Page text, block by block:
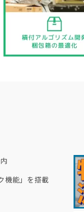
機能」を搭載